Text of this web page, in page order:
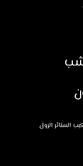
الستائر الرول